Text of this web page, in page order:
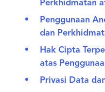
Perkhidmatan
Penggunaan
dan
Hak Cipta
atas
Privasi Data